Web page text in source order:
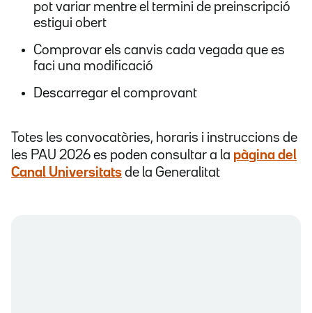
pot variar mentre el termini de preinscripció
estigui obert
Comprovar els canvis cada vegada que es
faci una modificació
Descarregar el comprovant
Totes les convocatòries, horaris i instruccions de
les PAU 2026 es poden consultar a la pàgina del
Canal Universitats de la Generalitat